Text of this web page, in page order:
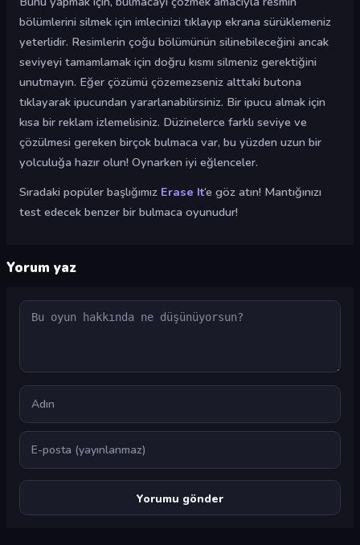
bölümlerini silmek için imlecinizi tıklayıp ekrana sürüklemeniz
yeterlidir. Resimlerin çoğu bölümünün silinebileceğini ancak
seviyeyi tamamlamak için doğru kısmı silmeniz gerektiğini
unutmayın. Eğer çözümü çözemezseniz alttaki butona
tıklayarak ipucundan yararlanabilirsiniz. Bir ipucu almak için
kısa bir reklam izlemelisiniz. Düzinelerce farklı seviye ve
çözülmesi gereken birçok bulmaca var, bu yüzden uzun bir
yolculuğa hazır olun! Oynarken iyi eğlenceler.
Sıradaki popüler başlığımız Erase It‘e göz atın! Mantığınızı
test edecek benzer bir bulmaca oyunudur!
Yorum yaz
Yorum
Ad
E-posta